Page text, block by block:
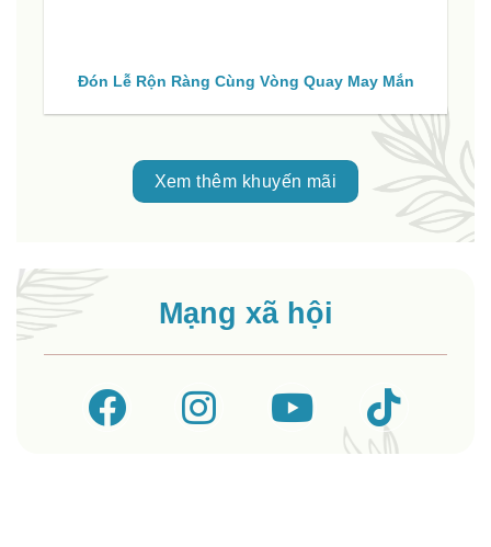
Đón Lễ Rộn Ràng Cùng Vòng Quay May Mắn
Xem thêm khuyến mãi
Mạng xã hội